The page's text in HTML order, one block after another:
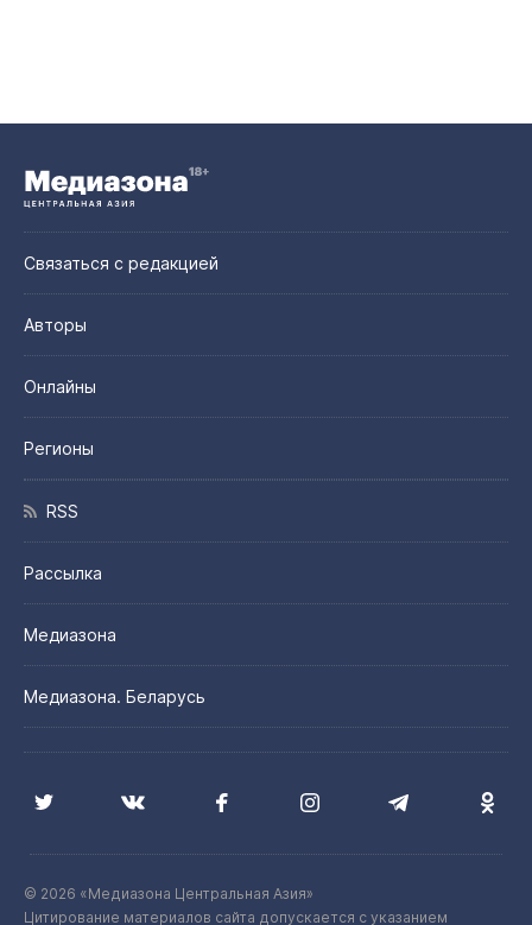
Связаться с редакцией
Авторы
Онлайны
Регионы
RSS
Рассылка
Медиазона
Медиазона. Беларусь
© 2026 «Медиазона Центральная Азия»
Цитирование материалов сайта допускается с указанием